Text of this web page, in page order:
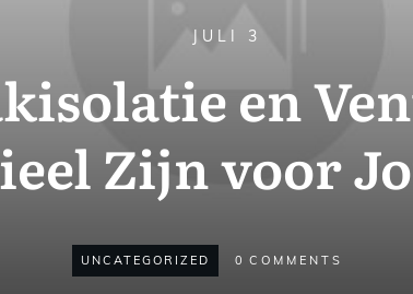
JULI 3
en
Zijn voor
UNCATEGORIZED 0 COMMENTS